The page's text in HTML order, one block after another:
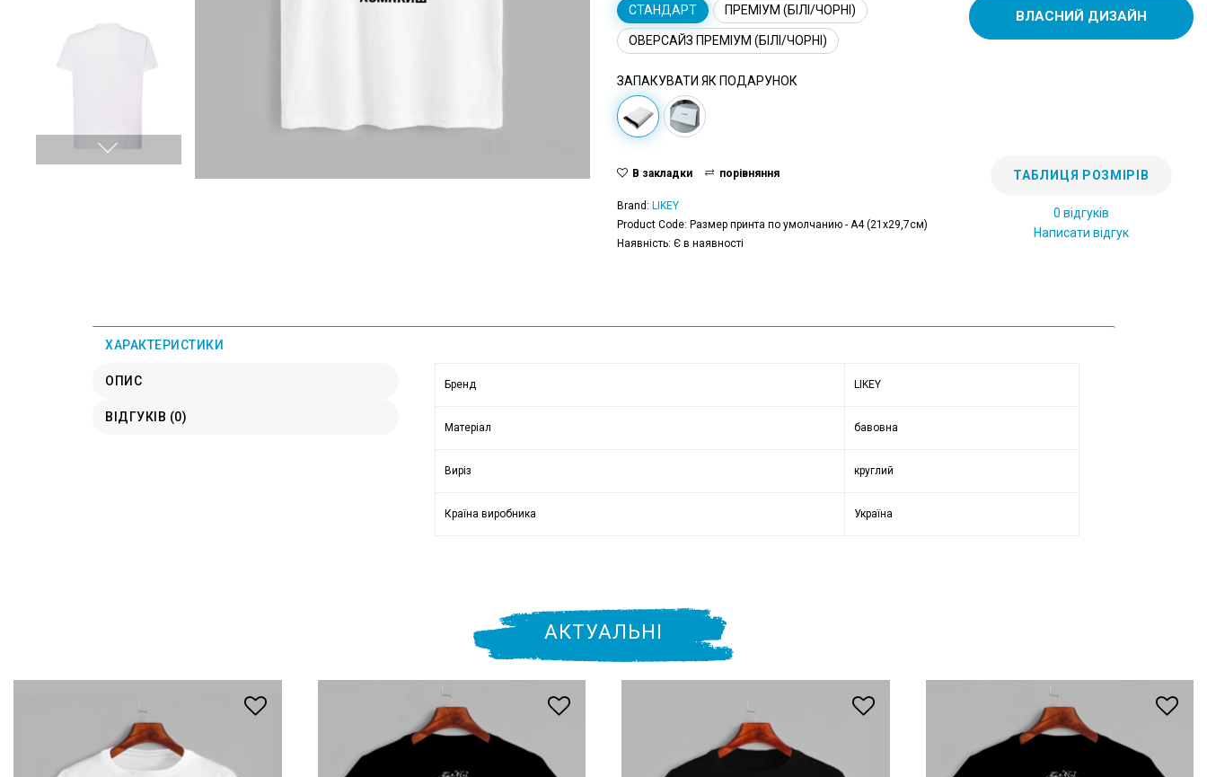
СТАНДАРТ
ПРЕМІУМ (БІЛІ/ЧОРНІ)
ОВЕРСАЙЗ ПРЕМІУМ (БІЛІ/ЧОРНІ)
ЗАПАКУВАТИ ЯК ПОДАРУНОК
ВЛАСНИЙ ДИЗАЙН
В закладки порівняння
Brand: LIKEY
Product Code: Размер принта по умолчанию - А4 (21x29,7см)
Наявність: Є в наявності
ТАБЛИЦЯ РОЗМІРІВ
0 відгуків
Написати відгук
ХАРАКТЕРИСТИКИ
ОПИС
ВІДГУКІВ (0)
Бренд LIKEY
Матеріал бавовна
Виріз круглий
Країна виробника Україна
АКТУАЛЬНІ